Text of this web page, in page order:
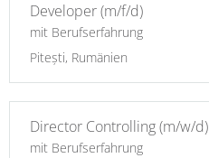
Developer (m/f/d)
mit Berufserfahrung
Pitești, Rumänien
Director Controlling (m/w/d)
mit Berufserfahrung